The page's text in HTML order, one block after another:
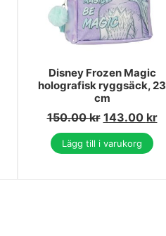
Disney Frozen Magic
holografisk ryggsäck, 23
cm
150.00kr 143.00 kr
Lägg till i varukorg